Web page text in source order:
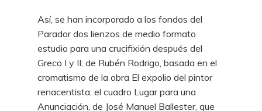
Así, se han incorporado a los fondos del
Parador dos lienzos de medio formato
estudio para una crucifixión después del
Greco I y II; de Rubén Rodrigo, basada en el
cromatismo de la obra El expolio del pintor
renacentista; el cuadro Lugar para una
Anunciación, de José Manuel Ballester, que